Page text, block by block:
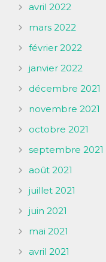
avril 2022
mars 2022
février 2022
janvier 2022
décembre 2021
novembre 2021
octobre 2021
septembre 2021
août 2021
juillet 2021
juin 2021
mai 2021
avril 2021